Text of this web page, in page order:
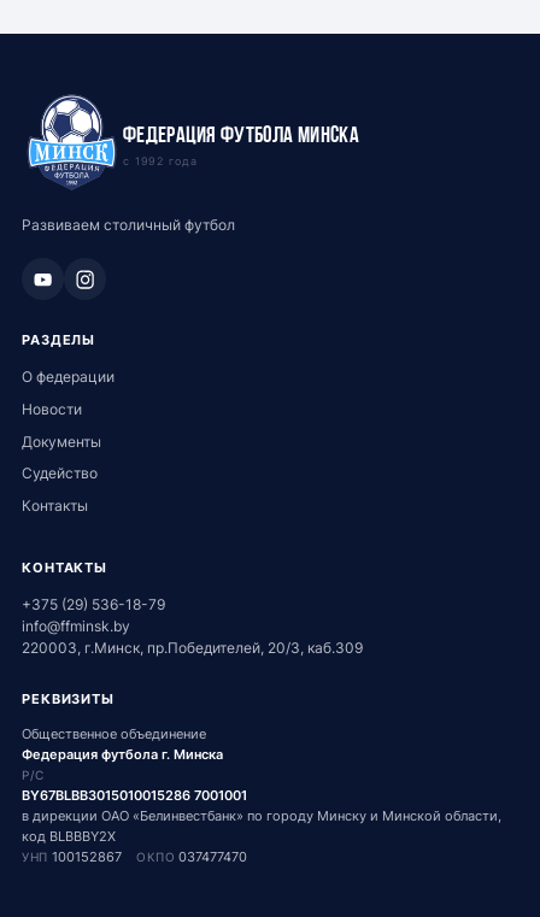
Федерация футбола Минска
с 1992 года
Развиваем столичный футбол
РАЗДЕЛЫ
О федерации
Новости
Документы
Судейство
Контакты
КОНТАКТЫ
+375 (29) 536-18-79
info@ffminsk.by
220003, г.Минск, пр.Победителей, 20/3, каб.309
РЕКВИЗИТЫ
Общественное объединение
Федерация футбола г. Минска
Р/С
BY67BLBB3015010015286 7001001
в дирекции ОАО «Белинвестбанк» по городу Минску и Минской области,
код BLBBBY2X
УНП 100152867ОКПО 037477470